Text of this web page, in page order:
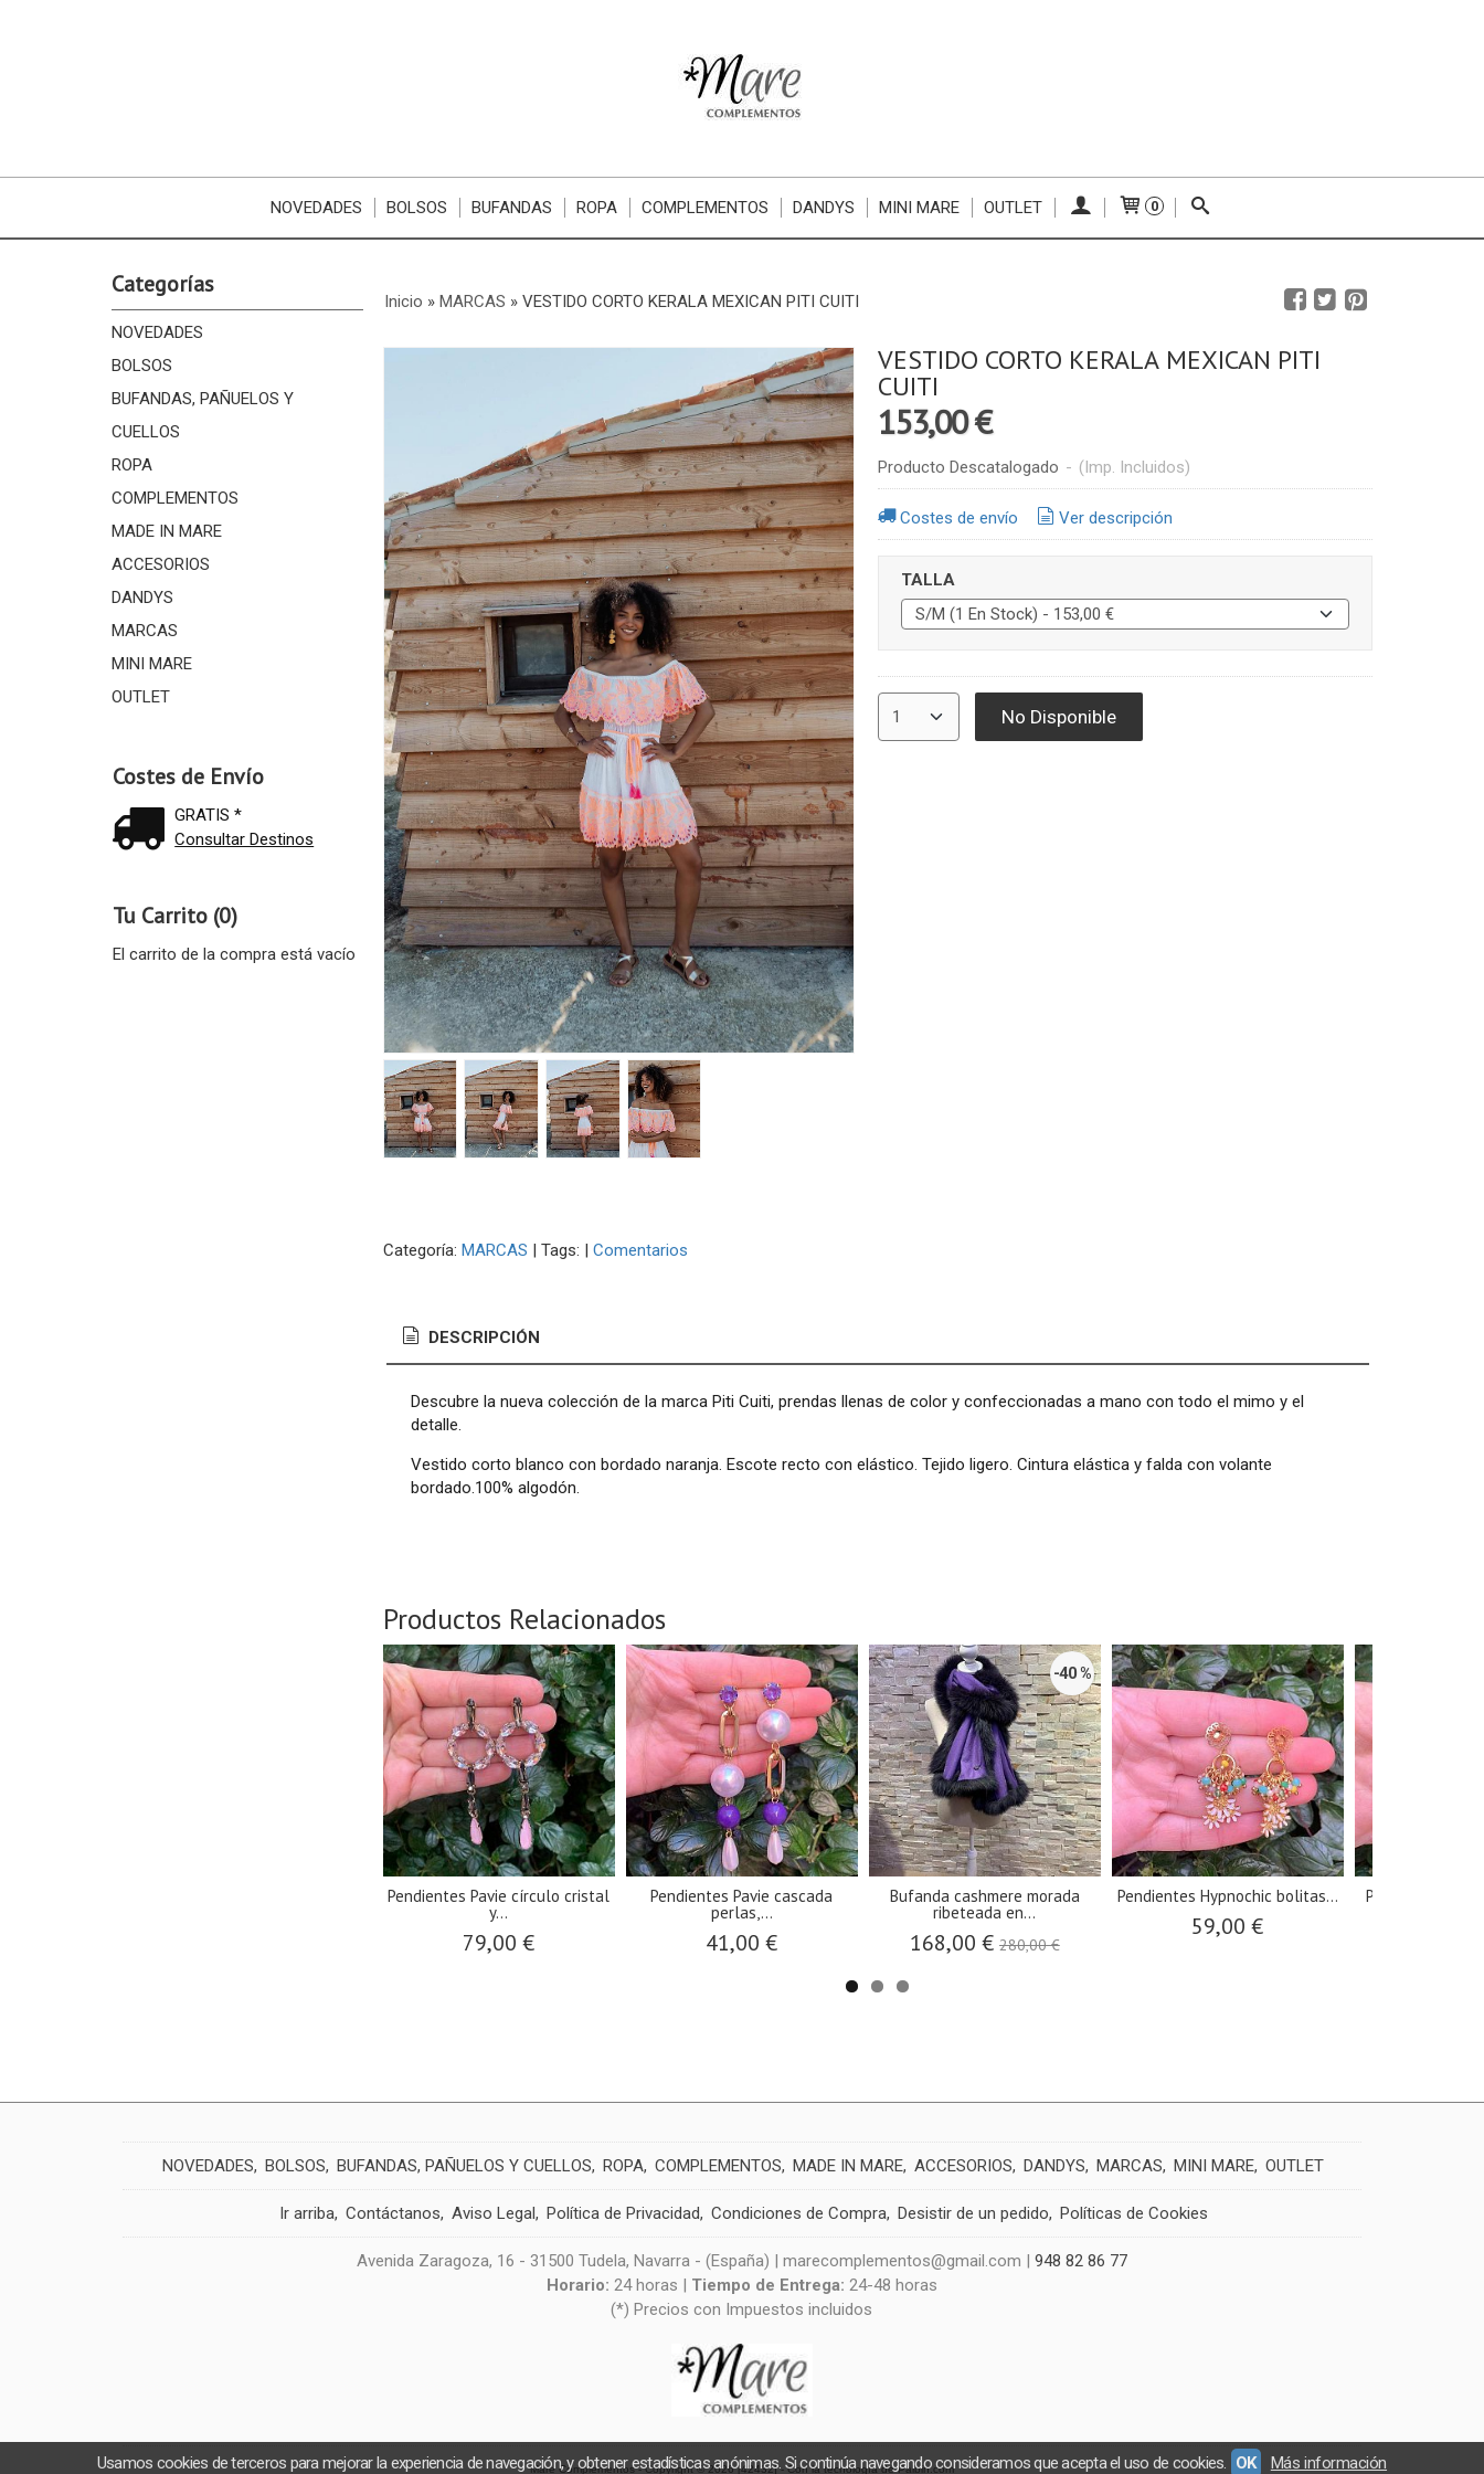
NOVEDADES BOLSOS BUFANDAS ROPA COMPLEMENTOS DANDYS MINI MARE OUTLET 0
Categorías
NOVEDADES
BOLSOS
BUFANDAS, PAÑUELOS Y
CUELLOS
ROPA
COMPLEMENTOS
MADE IN MARE
ACCESORIOS
DANDYS
MARCAS
MINI MARE
OUTLET
Costes de Envío
GRATIS *
Consultar Destinos
Tu Carrito (0)
El carrito de la compra está vacío
Inicio » MARCAS » VESTIDO CORTO KERALA MEXICAN PITI CUITI
VESTIDO CORTO KERALA MEXICAN PITI
CUITI
153,00 €
Producto Descatalogado - (Imp. Incluidos)
Costes de envío Ver descripción
TALLA
No Disponible
Categoría: MARCAS | Tags: | Comentarios
DESCRIPCIÓN
Descubre la nueva colección de la marca Piti Cuiti, prendas llenas de color y confeccionadas a mano con todo el mimo y el
detalle.
Vestido corto blanco con bordado naranja. Escote recto con elástico. Tejido ligero. Cintura elástica y falda con volante
bordado.100% algodón.
Productos Relacionados
Pendientes Pavie círculo cristal
y...
79,00 €
Pendientes Pavie cascada
perlas,...
41,00 €
-40 %
Bufanda cashmere morada
ribeteada en...
168,00 € 280,00 €
Pendientes Hypnochic bolitas...
59,00 €
Pendientes
NOVEDADES BOLSOS BUFANDAS, PAÑUELOS Y CUELLOS ROPA COMPLEMENTOS MADE IN MARE ACCESORIOS DANDYS MARCAS MINI MARE OUTLET
Ir arriba Contáctanos Aviso Legal Política de Privacidad Condiciones de Compra Desistir de un pedido Políticas de Cookies
Avenida Zaragoza, 16 - 31500 Tudela, Navarra - (España) | marecomplementos@gmail.com | 948 82 86 77
Horario: 24 horas | Tiempo de Entrega: 24-48 horas
(*) Precios con Impuestos incluidos
Mare Complementos- Copyright © 2026 [42432] - Con la tecnología de Palbin.com
Usamos cookies de terceros para mejorar la experiencia de navegación, y obtener estadísticas anónimas. Si continúa navegando consideramos que acepta el uso de cookies. OK Más información